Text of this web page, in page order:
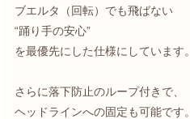
ブエルタ（回転）でも飛ばない
“踊り手の安心”
を最優先にした仕様にしています。
さらに落下防止のループ付きで、
ヘッドラインへの固定も可能です。